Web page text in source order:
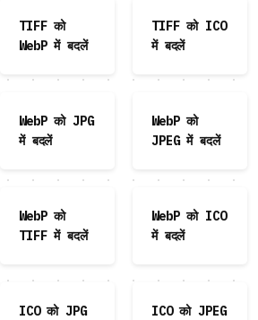
TIFF को
WebP में बदलें
TIFF को ICO
में बदलें
WebP को JPG
में बदलें
WebP को
JPEG में बदलें
WebP को
TIFF में बदलें
WebP को ICO
में बदलें
ICO को JPG
ICO को JPEG